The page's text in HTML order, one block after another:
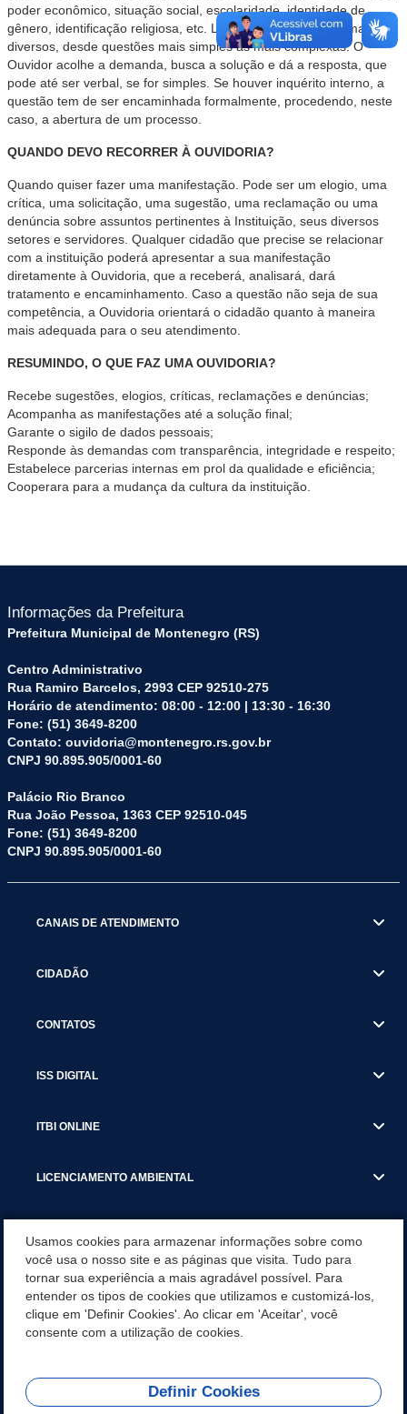
poder econômico, situação social, escolaridade, identidade de
gênero, identificação religiosa, etc. Lida com assuntos dos mais
diversos, desde questões mais simples às mais complexas. O
Ouvidor acolhe a demanda, busca a solução e dá a resposta, que
pode até ser verbal, se for simples. Se houver inquérito interno, a
questão tem de ser encaminhada formalmente, procedendo, neste
caso, a abertura de um processo.
QUANDO DEVO RECORRER À OUVIDORIA?
Quando quiser fazer uma manifestação. Pode ser um elogio, uma
crítica, uma solicitação, uma sugestão, uma reclamação ou uma
denúncia sobre assuntos pertinentes à Instituição, seus diversos
setores e servidores. Qualquer cidadão que precise se relacionar
com a instituição poderá apresentar a sua manifestação
diretamente à Ouvidoria, que a receberá, analisará, dará
tratamento e encaminhamento. Caso a questão não seja de sua
competência, a Ouvidoria orientará o cidadão quanto à maneira
mais adequada para o seu atendimento.
RESUMINDO, O QUE FAZ UMA OUVIDORIA?
Recebe sugestões, elogios, críticas, reclamações e denúncias;
Acompanha as manifestações até a solução final;
Garante o sigilo de dados pessoais;
Responde às demandas com transparência, integridade e respeito;
Estabelece parcerias internas em prol da qualidade e eficiência;
Cooperara para a mudança da cultura da instituição.
Informações da Prefeitura
Prefeitura Municipal de Montenegro (RS)
Centro Administrativo
Rua Ramiro Barcelos, 2993 CEP 92510-275
Horário de atendimento: 08:00 - 12:00 | 13:30 - 16:30
Fone: (51) 3649-8200
Contato: ouvidoria@montenegro.rs.gov.br
CNPJ 90.895.905/0001-60
Palácio Rio Branco
Rua João Pessoa, 1363 CEP 92510-045
Fone: (51) 3649-8200
CNPJ 90.895.905/0001-60
CANAIS DE ATENDIMENTO
CIDADÃO
CONTATOS
ISS DIGITAL
ITBI ONLINE
LICENCIAMENTO AMBIENTAL
SERVIÇOS
SERVIÇOS DO DEPARTAMENTO DE RECEITA MUNICIPAL
REDES SOCIAIS
Usamos cookies para armazenar informações sobre como
você usa o nosso site e as páginas que visita. Tudo para
tornar sua experiência a mais agradável possível. Para
entender os tipos de cookies que utilizamos e customizá-los,
clique em 'Definir Cookies'. Ao clicar em 'Aceitar', você
consente com a utilização de cookies.
Definir Cookies